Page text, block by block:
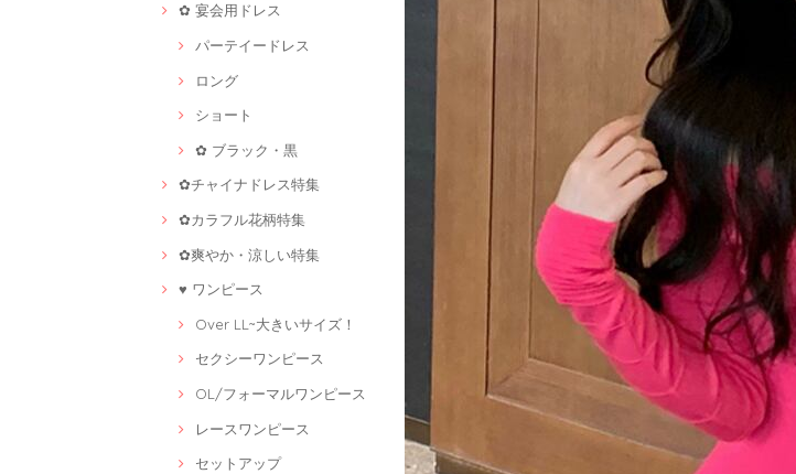
✿ 宴会用ドレス
パーテイードレス
ロング
ショート
✿ ブラック・黒
✿チャイナドレス特集
✿カラフル花柄特集
✿爽やか・涼しい特集
♥ ワンピース
Over LL~大きいサイズ！
セクシーワンピース
OL/フォーマルワンピース
レースワンピース
セットアップ